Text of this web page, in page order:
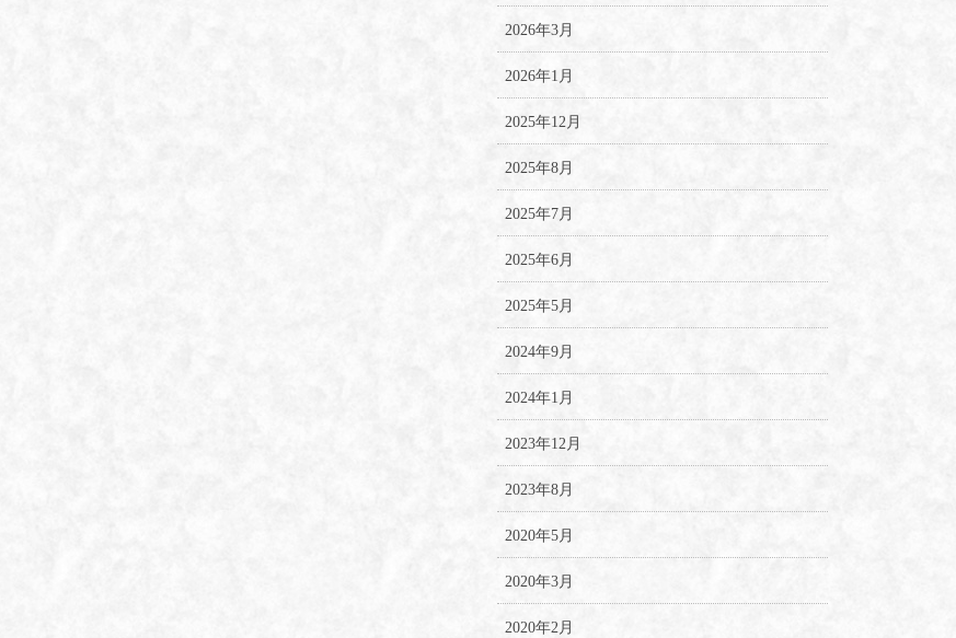
2026年3月
2026年1月
2025年12月
2025年8月
2025年7月
2025年6月
2025年5月
2024年9月
2024年1月
2023年12月
2023年8月
2020年5月
2020年3月
2020年2月